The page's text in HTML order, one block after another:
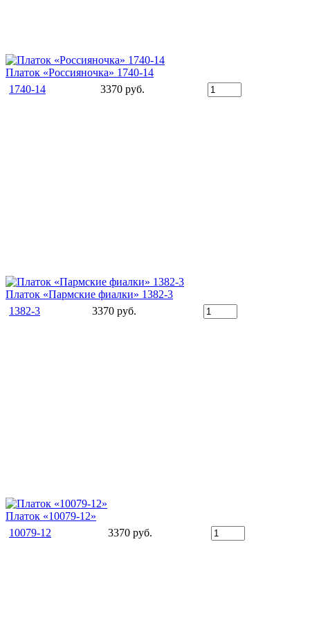
Платок «Россияночка» 1740-14
1740-14
3370 руб.
Платок «Пармские фиалки» 1382-3
1382-3
3370 руб.
Платок «10079-12»
10079-12
3370 руб.